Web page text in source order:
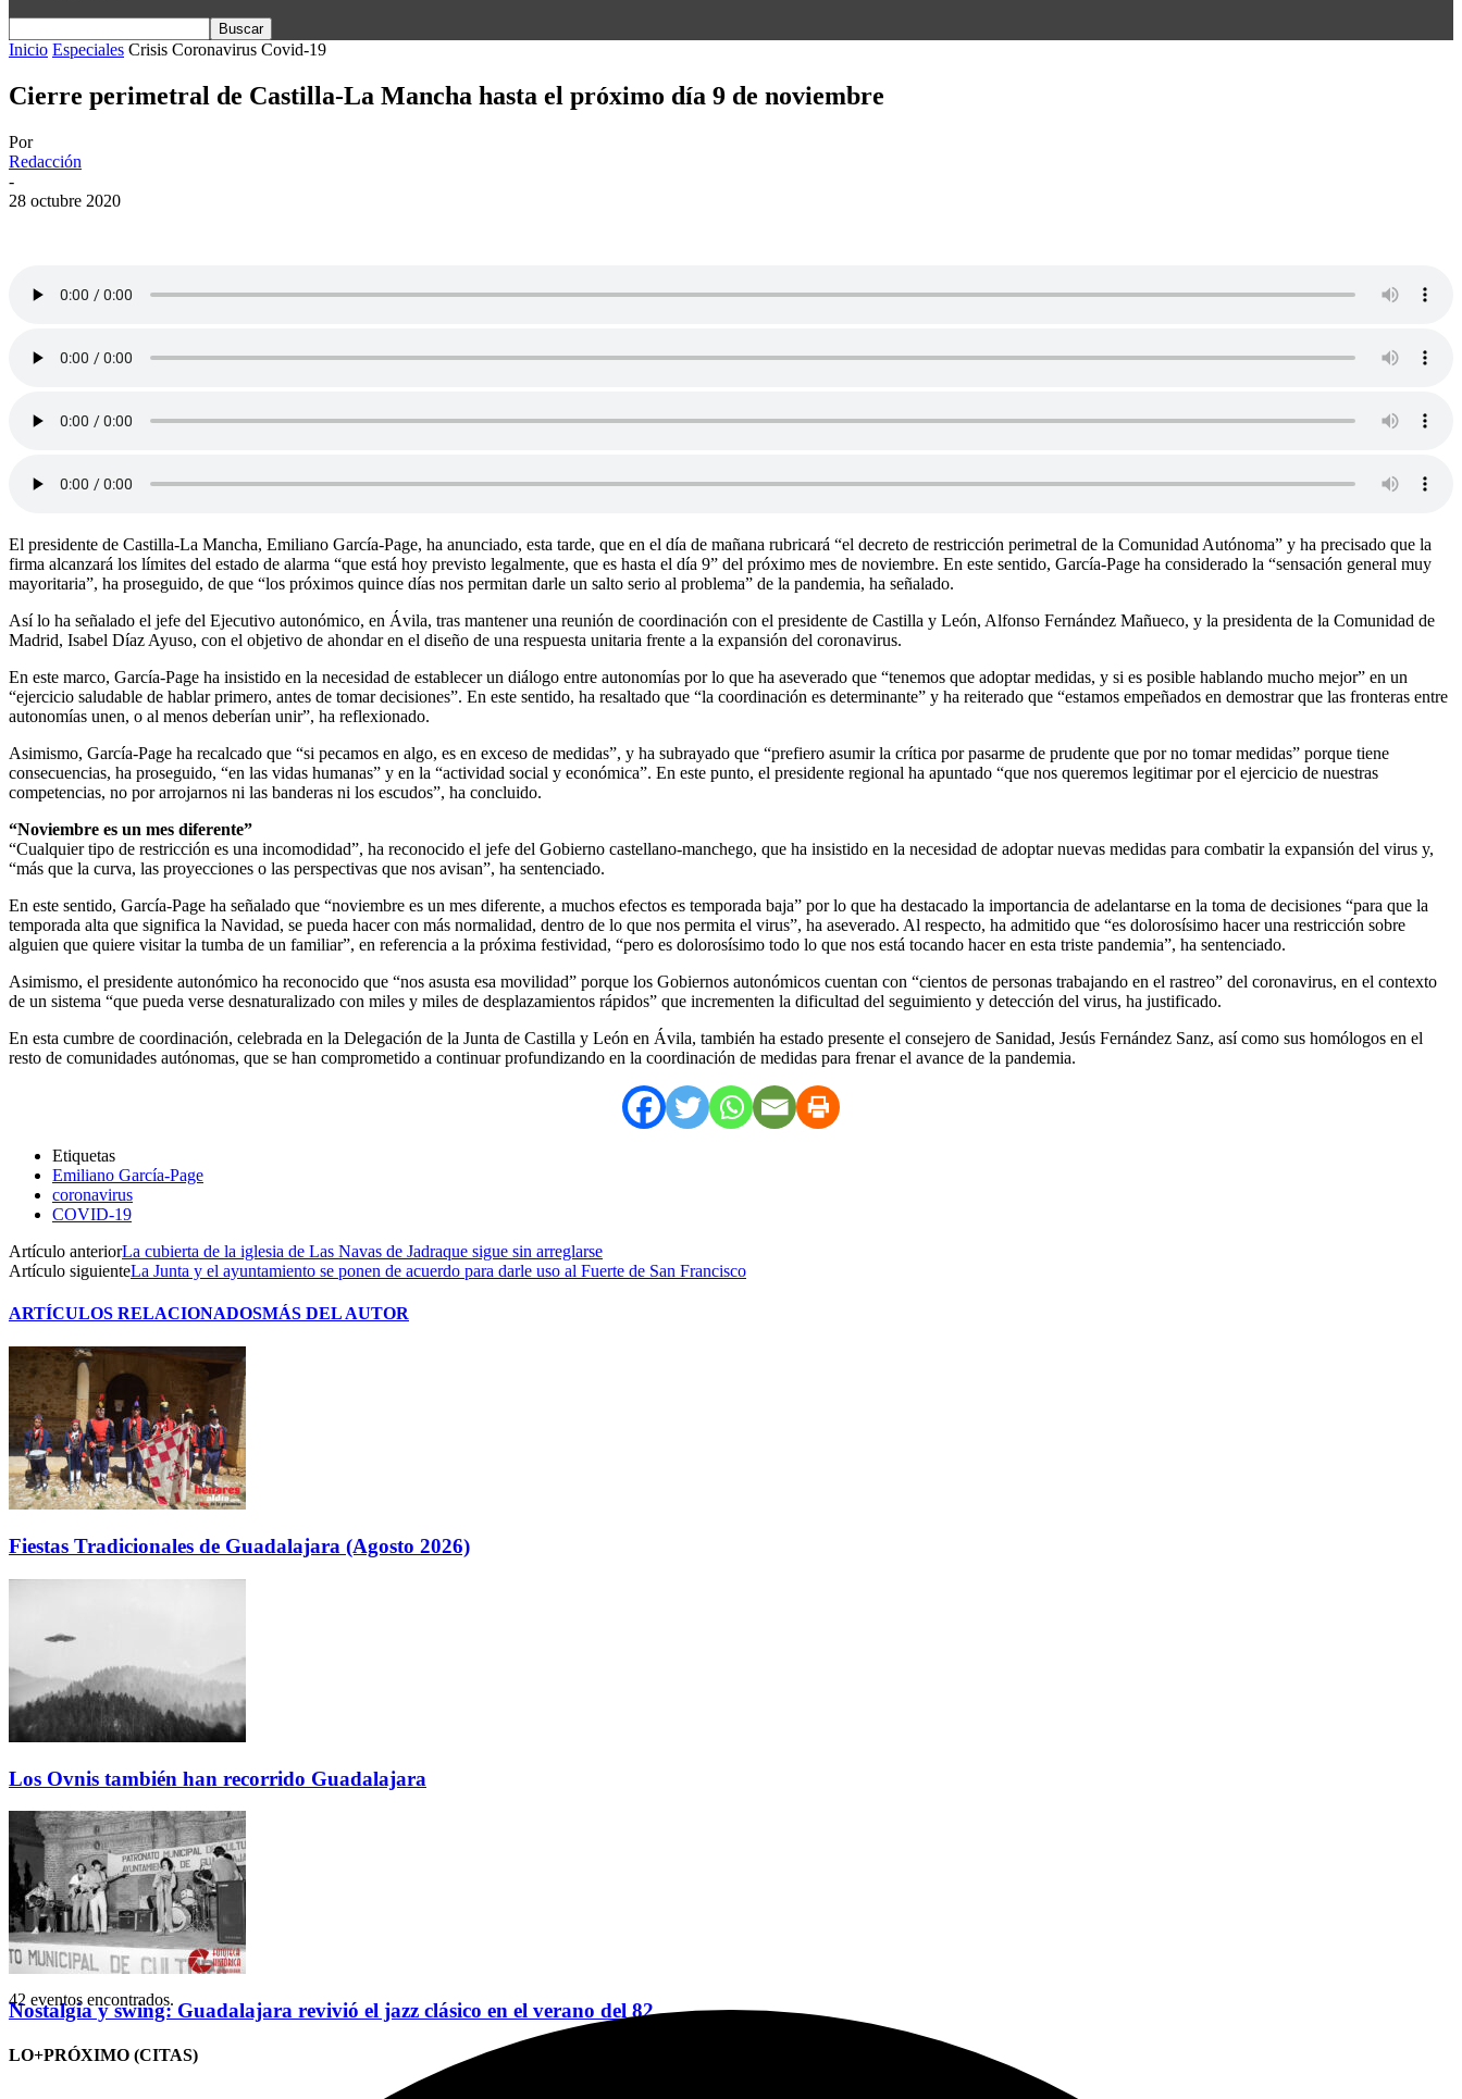
Inicio Especiales Crisis Coronavirus Covid-19
Cierre perimetral de Castilla-La Mancha hasta el próximo día 9 de noviembre
Por
Redacción
-
28 octubre 2020
El presidente de Castilla-La Mancha, Emiliano García-Page, ha anunciado, esta tarde, que en el día de mañana rubricará “el decreto de restricción perimetral de la Comunidad Autónoma” y ha precisado que la
firma alcanzará los límites del estado de alarma “que está hoy previsto legalmente, que es hasta el día 9” del próximo mes de noviembre. En este sentido, García-Page ha considerado la “sensación general muy
mayoritaria”, ha proseguido, de que “los próximos quince días nos permitan darle un salto serio al problema” de la pandemia, ha señalado.
Así lo ha señalado el jefe del Ejecutivo autonómico, en Ávila, tras mantener una reunión de coordinación con el presidente de Castilla y León, Alfonso Fernández Mañueco, y la presidenta de la Comunidad de
Madrid, Isabel Díaz Ayuso, con el objetivo de ahondar en el diseño de una respuesta unitaria frente a la expansión del coronavirus.
En este marco, García-Page ha insistido en la necesidad de establecer un diálogo entre autonomías por lo que ha aseverado que “tenemos que adoptar medidas, y si es posible hablando mucho mejor” en un
“ejercicio saludable de hablar primero, antes de tomar decisiones”. En este sentido, ha resaltado que “la coordinación es determinante” y ha reiterado que “estamos empeñados en demostrar que las fronteras entre
autonomías unen, o al menos deberían unir”, ha reflexionado.
Asimismo, García-Page ha recalcado que “si pecamos en algo, es en exceso de medidas”, y ha subrayado que “prefiero asumir la crítica por pasarme de prudente que por no tomar medidas” porque tiene
consecuencias, ha proseguido, “en las vidas humanas” y en la “actividad social y económica”. En este punto, el presidente regional ha apuntado “que nos queremos legitimar por el ejercicio de nuestras
competencias, no por arrojarnos ni las banderas ni los escudos”, ha concluido.
“Noviembre es un mes diferente”
“Cualquier tipo de restricción es una incomodidad”, ha reconocido el jefe del Gobierno castellano-manchego, que ha insistido en la necesidad de adoptar nuevas medidas para combatir la expansión del virus y,
“más que la curva, las proyecciones o las perspectivas que nos avisan”, ha sentenciado.
En este sentido, García-Page ha señalado que “noviembre es un mes diferente, a muchos efectos es temporada baja” por lo que ha destacado la importancia de adelantarse en la toma de decisiones “para que la
temporada alta que significa la Navidad, se pueda hacer con más normalidad, dentro de lo que nos permita el virus”, ha aseverado. Al respecto, ha admitido que “es dolorosísimo hacer una restricción sobre
alguien que quiere visitar la tumba de un familiar”, en referencia a la próxima festividad, “pero es dolorosísimo todo lo que nos está tocando hacer en esta triste pandemia”, ha sentenciado.
Asimismo, el presidente autonómico ha reconocido que “nos asusta esa movilidad” porque los Gobiernos autonómicos cuentan con “cientos de personas trabajando en el rastreo” del coronavirus, en el contexto
de un sistema “que pueda verse desnaturalizado con miles y miles de desplazamientos rápidos” que incrementen la dificultad del seguimiento y detección del virus, ha justificado.
En esta cumbre de coordinación, celebrada en la Delegación de la Junta de Castilla y León en Ávila, también ha estado presente el consejero de Sanidad, Jesús Fernández Sanz, así como sus homólogos en el
resto de comunidades autónomas, que se han comprometido a continuar profundizando en la coordinación de medidas para frenar el avance de la pandemia.
Etiquetas
Emiliano García-Page
coronavirus
COVID-19
Artículo anteriorLa cubierta de la iglesia de Las Navas de Jadraque sigue sin arreglarse
Artículo siguienteLa Junta y el ayuntamiento se ponen de acuerdo para darle uso al Fuerte de San Francisco
ARTÍCULOS RELACIONADOSMÁS DEL AUTOR
Fiestas Tradicionales de Guadalajara (Agosto 2026)
Los Ovnis también han recorrido Guadalajara
Nostalgia y swing: Guadalajara revivió el jazz clásico en el verano del 82
LO+PRÓXIMO (CITAS)
42 eventos encontrados.